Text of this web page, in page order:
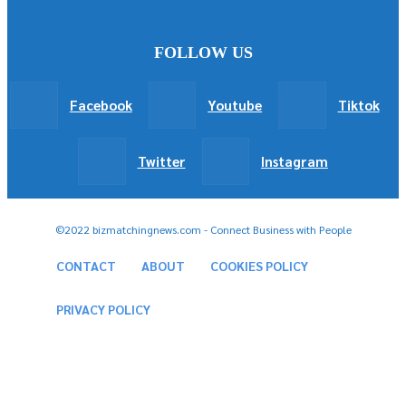
FOLLOW US
Facebook Youtube Tiktok
Twitter Instagram
©2022 bizmatchingnews.com - Connect Business with People
CONTACT ABOUT COOKIES POLICY
PRIVACY POLICY